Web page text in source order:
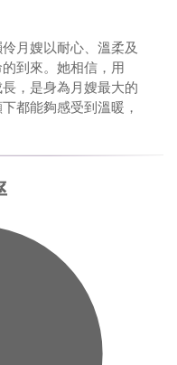
月嫂以耐心、溫柔及
到來。她相信，用
，是身為月嫂最大的
都能夠感受到溫暖，